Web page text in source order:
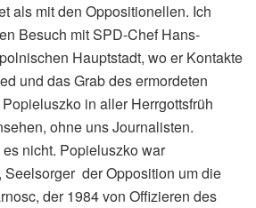
als mit den Oppositionellen. Ich
Besuch mit SPD-Chef Hans-
Hauptstadt, wo er Kontakte
und das Grab des ermordeten
in aller Herrgottsfrüh
ohne uns Journalisten.
nicht. Popieluszko war
Seelsorger der Opposition um die
der 1984 von Offizieren des